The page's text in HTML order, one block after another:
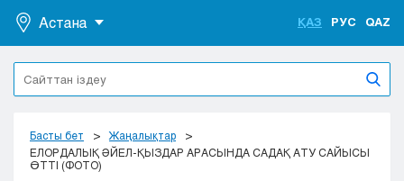
Астана
Астана
Алматы
Актобе
Атырау
Жезказган
ҚАЗ РУС QAZ
Басты бет
Жаңалықтар
ЕЛОРДАЛЫҚ ӘЙЕЛ-ҚЫЗДАР АРАСЫНДА САДАҚ АТУ САЙЫСЫ
ӨТТІ (ФОТО)